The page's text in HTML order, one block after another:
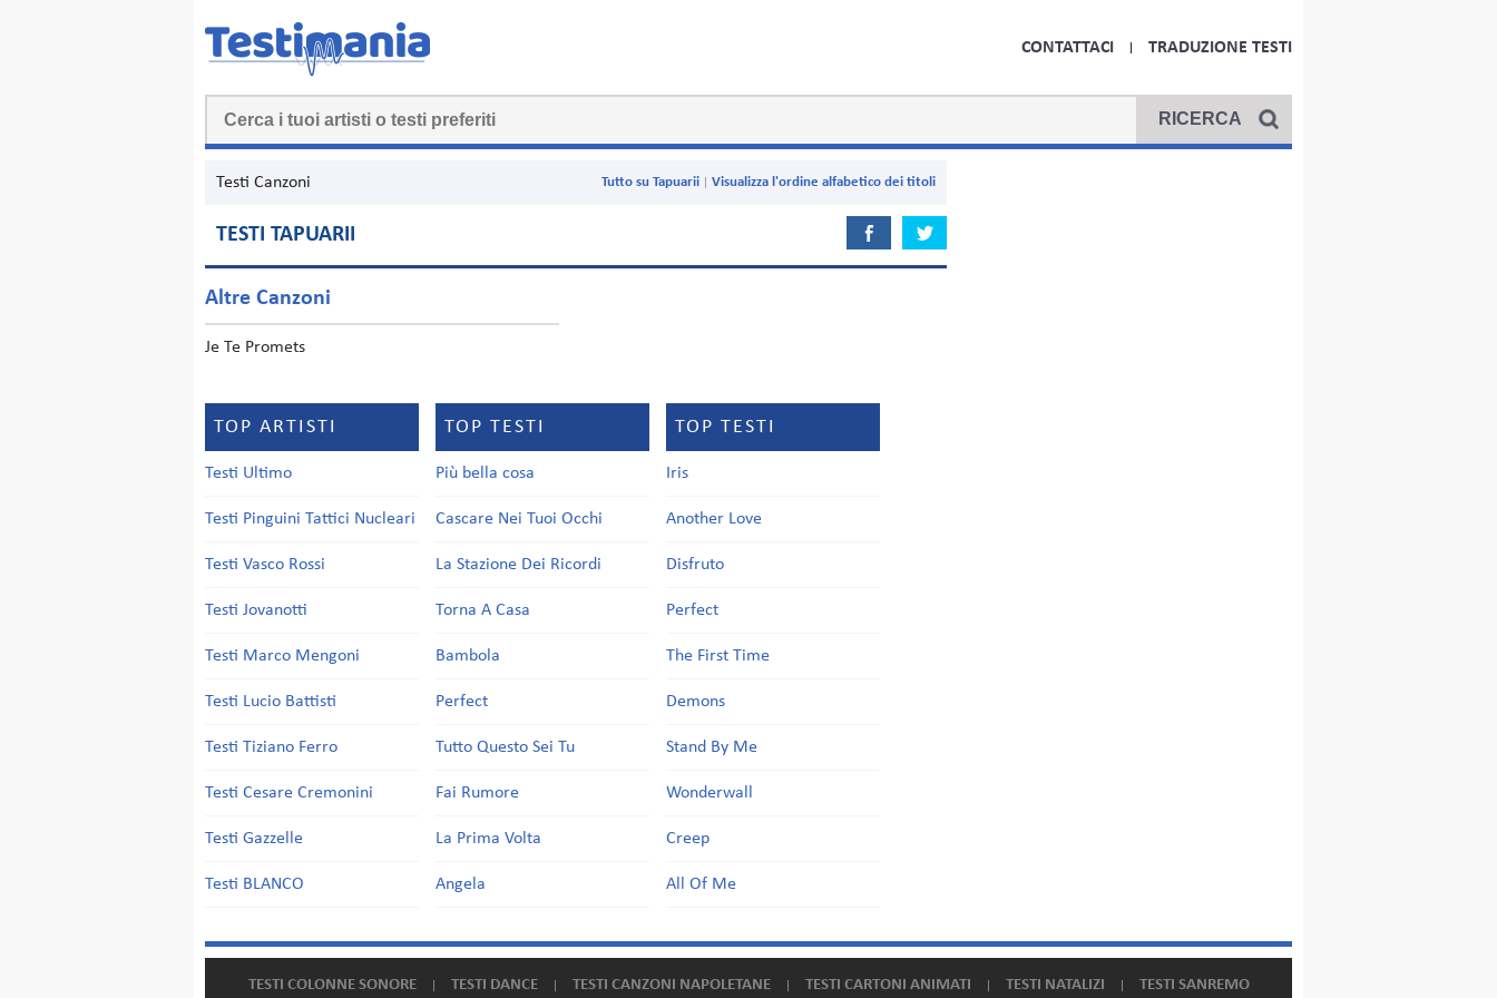
CONTATTACI TRADUZIONE TESTI
Testi Canzoni Visualizza l'ordine alfabetico dei titoli
Tutto su Tapuarii
TESTI TAPUARII
Altre Canzoni
Je Te Promets
TOP ARTISTI
Testi Ultimo
Testi Pinguini Tattici Nucleari
Testi Vasco Rossi
Testi Jovanotti
Testi Marco Mengoni
Testi Lucio Battisti
Testi Tiziano Ferro
Testi Cesare Cremonini
Testi Gazzelle
Testi BLANCO
TOP TESTI
Più bella cosa
Cascare Nei Tuoi Occhi
La Stazione Dei Ricordi
Torna A Casa
Bambola
Perfect
Tutto Questo Sei Tu
Fai Rumore
La Prima Volta
Angela
TOP TESTI
Iris
Another Love
Disfruto
Perfect
The First Time
Demons
Stand By Me
Wonderwall
Creep
All Of Me
TESTI COLONNE SONORE TESTI DANCE TESTI CANZONI NAPOLETANE TESTI CARTONI ANIMATI TESTI NATALIZI TESTI SANREMO